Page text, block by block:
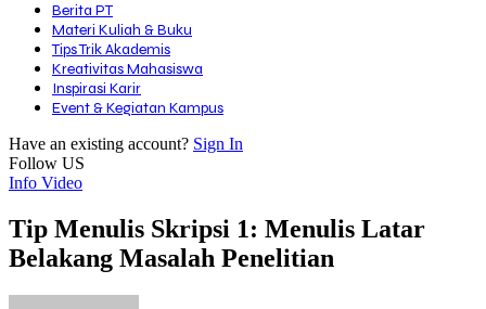
Berita PT
Materi Kuliah & Buku
Tips Trik Akademis
Kreativitas Mahasiswa
Inspirasi Karir
Event & Kegiatan Kampus
Have an existing account? Sign In
Follow US
Info Video
Tip Menulis Skripsi 1: Menulis Latar
Belakang Masalah Penelitian